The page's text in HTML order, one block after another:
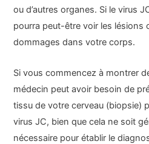
ou d’autres organes. Si le virus
pourra peut-être voir les lésions
dommages dans votre corps.
Si vous commencez à montrer
médecin peut avoir besoin de
tissu de votre cerveau (biopsie)
virus JC, bien que cela ne soit
nécessaire pour établir le